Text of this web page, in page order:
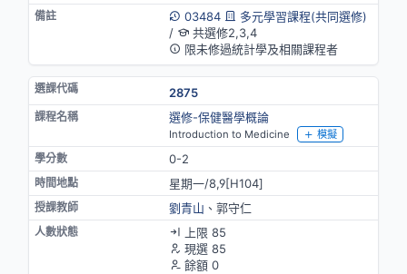
03484
多元學習課程(共同選修)
/
共選修2,3,4
限未修過統計學及相關課程者
2875
選修-保健醫學概論
Introduction to Medicine 模擬
0-2
星期一/8,9[H104]
劉青山 、郭守仁
上限 85
現選 85
餘額 0